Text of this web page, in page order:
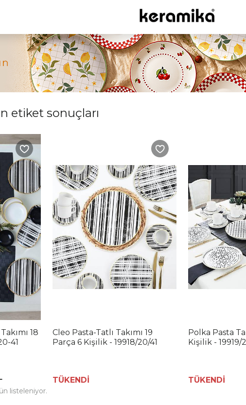
etiket sonuçları
18
41
Cleo Pasta-Tatlı Takımı 19
Parça 6 Kişilik - 19918/20/41
TÜKENDİ
Polka Pasta
Kişilik - 19919/
TÜKENDİ
listeleniyor.